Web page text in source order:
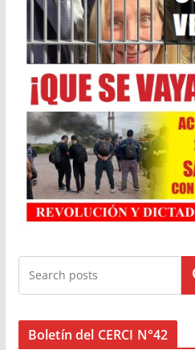
Boletín del CERCI N°42